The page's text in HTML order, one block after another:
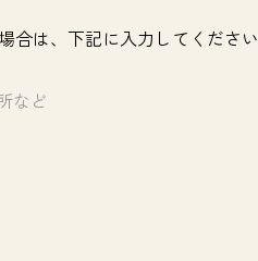
合は、下記に入力してください